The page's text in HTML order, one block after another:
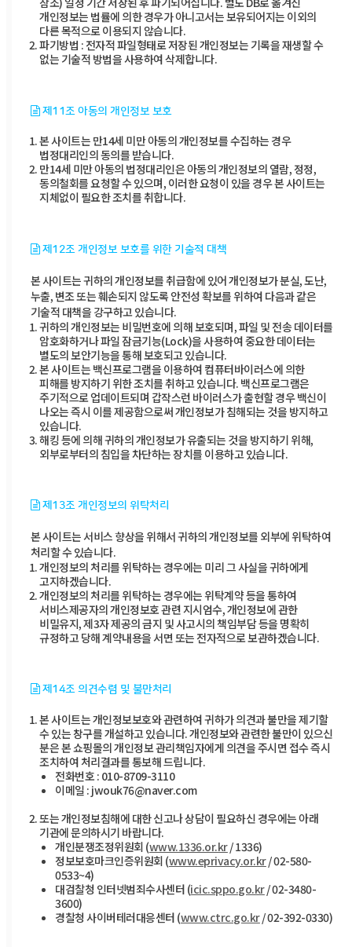
개인정보는 법률에 의한 경우가 아니고서는 보유되어지는 이외의
다른 목적으로 이용되지 않습니다.
파기방법 : 전자적 파일형태로 저장된 개인정보는 기록을 재생할 수
없는 기술적 방법을 사용하여 삭제합니다.
제11조 아동의 개인정보 보호
본 사이트는 만14세 미만 아동의 개인정보를 수집하는 경우
법정대리인의 동의를 받습니다.
만14세 미만 아동의 법정대리인은 아동의 개인정보의 열람, 정정,
동의철회를 요청할 수 있으며, 이러한 요청이 있을 경우 본 사이트는
지체없이 필요한 조치를 취합니다.
제12조 개인정보 보호를 위한 기술적 대책
본 사이트는 귀하의 개인정보를 취급함에 있어 개인정보가 분실, 도난,
누출, 변조 또는 훼손되지 않도록 안전성 확보를 위하여 다음과 같은
기술적 대책을 강구하고 있습니다.
귀하의 개인정보는 비밀번호에 의해 보호되며, 파일 및 전송 데이터를
암호화하거나 파일 잠금기능(Lock)을 사용하여 중요한 데이터는
별도의 보안기능을 통해 보호되고 있습니다.
본 사이트는 백신프로그램을 이용하여 컴퓨터바이러스에 의한
피해를 방지하기 위한 조치를 취하고 있습니다. 백신프로그램은
주기적으로 업데이트되며 갑작스런 바이러스가 출현할 경우 백신이
나오는 즉시 이를 제공함으로써 개인정보가 침해되는 것을 방지하고
있습니다.
해킹 등에 의해 귀하의 개인정보가 유출되는 것을 방지하기 위해,
외부로부터의 침입을 차단하는 장치를 이용하고 있습니다.
제13조 개인정보의 위탁처리
본 사이트는 서비스 향상을 위해서 귀하의 개인정보를 외부에 위탁하여
처리할 수 있습니다.
개인정보의 처리를 위탁하는 경우에는 미리 그 사실을 귀하에게
고지하겠습니다.
개인정보의 처리를 위탁하는 경우에는 위탁계약 등을 통하여
서비스제공자의 개인정보호 관련 지시엄수, 개인정보에 관한
비밀유지, 제3자 제공의 금지 및 사고시의 책임부담 등을 명확히
규정하고 당해 계약내용을 서면 또는 전자적으로 보관하겠습니다.
제14조 의견수렴 및 불만처리
본 사이트는 개인정보보호와 관련하여 귀하가 의견과 불만을 제기할
수 있는 창구를 개설하고 있습니다. 개인정보와 관련한 불만이 있으신
분은 본 쇼핑몰의 개인정보 관리책임자에게 의견을 주시면 접수 즉시
조치하여 처리결과를 통보해 드립니다.
전화번호 : 010-8709-3110
이메일 : jwouk76@naver.com
또는 개인정보침해에 대한 신고나 상담이 필요하신 경우에는 아래
기관에 문의하시기 바랍니다.
개인분쟁조정위원회 (www.1336.or.kr/ 1336)
정보보호마크인증위원회 (www.eprivacy.or.kr/ 02-580-
0533~4)
대검찰청 인터넷범죄수사센터 (icic.sppo.go.kr/ 02-3480-
3600)
경찰청 사이버테러대응센터 (www.ctrc.go.kr/ 02-392-0330)